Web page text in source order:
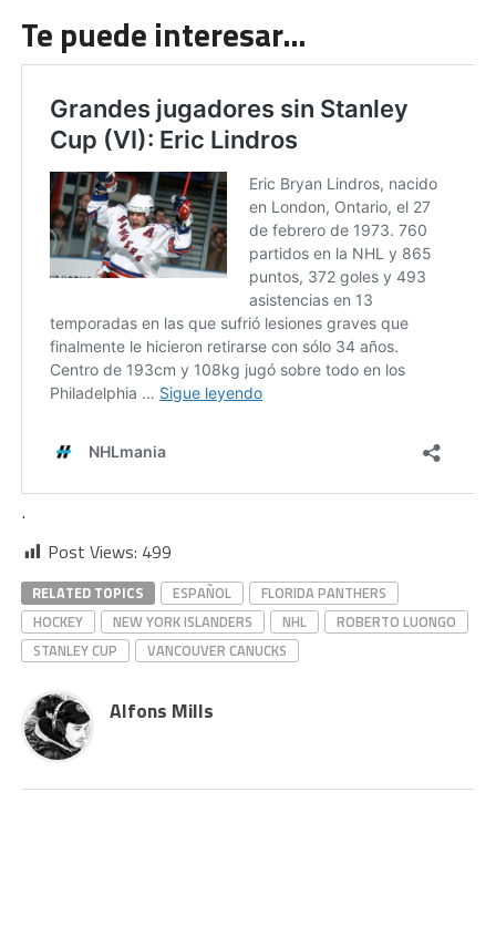
Te puede interesar…
.
Post Views: 499
RELATED TOPICS ESPAÑOL
FLORIDA PANTHERS
HOCKEY
NEW YORK ISLANDERS NHL
ROBERTO LUONGO
STANLEY CUP
VANCOUVER CANUCKS
Alfons Mills